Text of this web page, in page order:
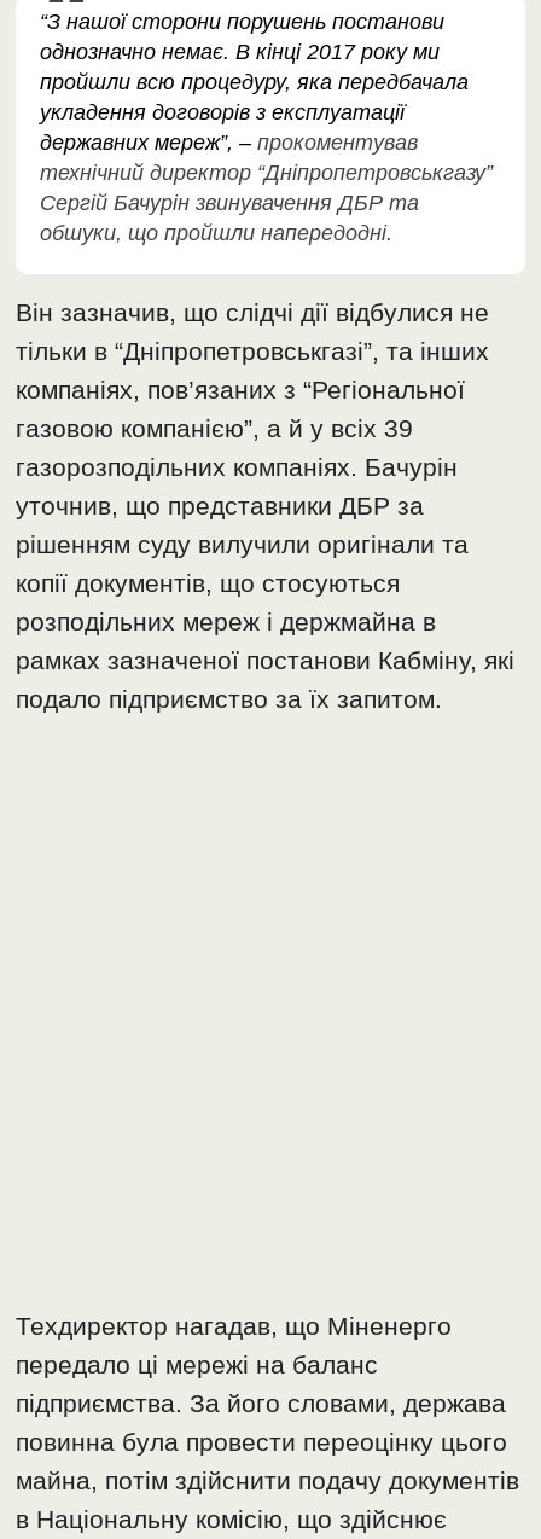
“З нашої сторони порушень постанови
однозначно немає. В кінці 2017 року ми
пройшли всю процедуру, яка передбачала
укладення договорів з експлуатації
державних мереж”, –прокоментував
технічний директор “Дніпропетровськгазу”
Сергій Бачурін звинувачення ДБР та
обшуки, що пройшли напередодні.
Він зазначив, що слідчі дії відбулися не
тільки в “Дніпропетровськгазі”, та інших
компаніях, пов’язаних з “Регіональної
газовою компанією”, а й у всіх 39
газорозподільних компаніях. Бачурін
уточнив, що представники ДБР за
рішенням суду вилучили оригінали та
копії документів, що стосуються
розподільних мереж і держмайна в
рамках зазначеної постанови Кабміну, які
подало підприємство за їх запитом.
Техдиректор нагадав, що Міненерго
передало ці мережі на баланс
підприємства. За його словами, держава
повинна була провести переоцінку цього
майна, потім здійснити подачу документів
в Національну комісію, що здійснює